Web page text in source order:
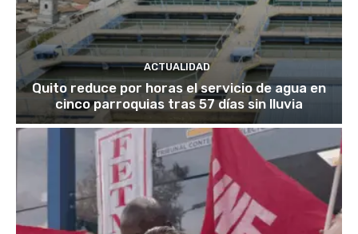
ACTUALIDAD
Quito reduce por horas el servicio de agua en
cinco parroquias tras 57 días sin lluvia